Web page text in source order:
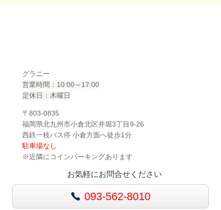
グラニー
営業時間：10:00～17:00
定休日：木曜日
〒803-0835
福岡県北九州市小倉北区井堀3丁目9-26
西鉄一枝バス停 小倉方面へ徒歩1分
駐車場なし
※近隣にコインパーキングあります
お気軽にお問合せください
093-562-8010